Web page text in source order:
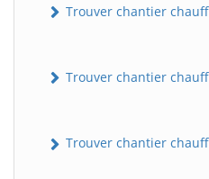
Trouver chantier
Trouver chantier
Trouver chantier